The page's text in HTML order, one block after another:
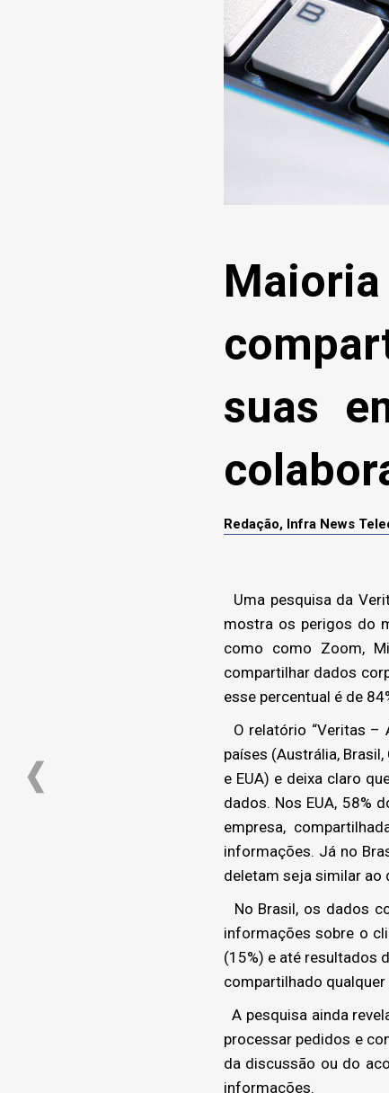
suas
Redação, Infra News
Uma pesquisa da
mostra os perigos do
como como Zoom,
compartilhar dados
esse percentual é de
O relatório “Veritas –
países (Austrália, Brasil,
e EUA) e deixa claro
dados. Nos EUA, 58%
empresa,
informações. Já no
deletam seja similar ao
No Brasil, os dados
informações sobre o
(15%) e até resultados
compartilhado
A pesquisa ainda
processar pedidos e
da discussão ou do
informações.